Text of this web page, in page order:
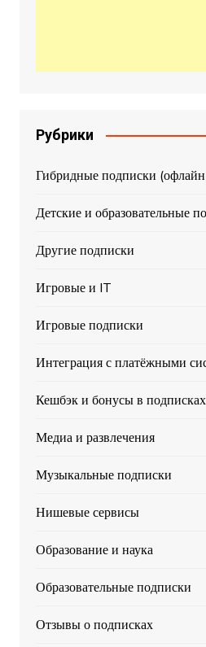
Рубрики
Гибридные подписки
Детские и образовательные
Другие подписки
Игровые и IT
Игровые подписки
Интеграция с платёжными
Кешбэк и бонусы в подписках
Медиа и развлечения
Музыкальные подписки
Нишевые сервисы
Образование и наука
Образовательные подписки
Отзывы о подписках